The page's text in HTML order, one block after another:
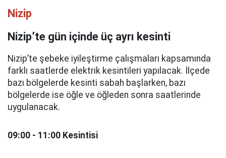
Nizip
Nizip’te gün içinde üç ayrı kesinti
Nizip’te şebeke iyileştirme çalışmaları kapsamında
farklı saatlerde elektrik kesintileri yapılacak. İlçede
bazı bölgelerde kesinti sabah başlarken, bazı
bölgelerde ise öğle ve öğleden sonra saatlerinde
uygulanacak.
09:00 - 11:00 Kesintisi